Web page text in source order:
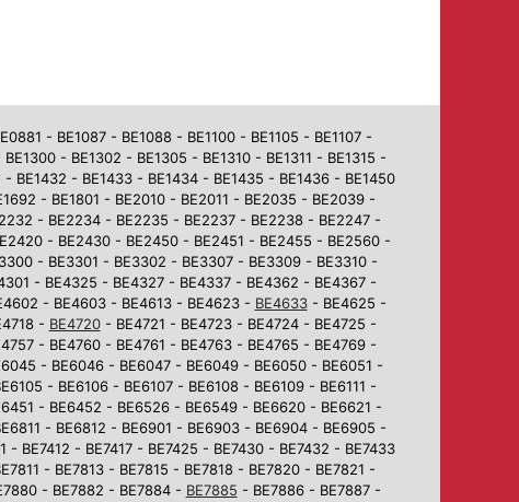
- BE1087 - BE1088 - BE1100 - BE1105 - BE1107 -
- BE1302 - BE1305 - BE1310 - BE1311 - BE1315 -
BE1432 - BE1433 - BE1434 - BE1435 - BE1436 - BE1450
- BE1801 - BE2010 - BE2011 - BE2035 - BE2039 -
- BE2234 - BE2235 - BE2237 - BE2238 - BE2247 -
- BE2430 - BE2450 - BE2451 - BE2455 - BE2560 -
- BE3301 - BE3302 - BE3307 - BE3309 - BE3310 -
- BE4325 - BE4327 - BE4337 - BE4362 - BE4367 -
- BE4603 - BE4613 - BE4623 - BE4633- BE4625 -
- BE4720- BE4721 - BE4723 - BE4724 - BE4725 -
- BE4760 - BE4761 - BE4763 - BE4765 - BE4769 -
- BE6046 - BE6047 - BE6049 - BE6050 - BE6051 -
- BE6106 - BE6107 - BE6108 - BE6109 - BE6111 -
- BE6452 - BE6526 - BE6549 - BE6620 - BE6621 -
- BE6812 - BE6901 - BE6903 - BE6904 - BE6905 -
BE7412 - BE7417 - BE7425 - BE7430 - BE7432 - BE7433
- BE7813 - BE7815 - BE7818 - BE7820 - BE7821 -
- BE7882 - BE7884 - BE7885 - BE7886 - BE7887 -